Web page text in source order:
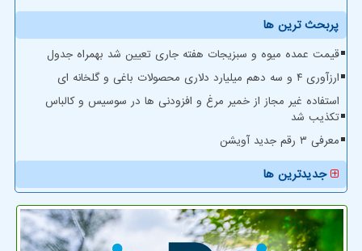
پربحث ترین ها
قیمت عمده میوه و سبزیجات هفته جاری تعیین شد بهمراه جدول
ارزآوری ۴ و سه دهم میلیارد دلاری محصولات باغی و گلخانه ای
استفاده غیر مجاز از خمیر مرغ و افزودنی ها در سوسیس و کالباس
تکذیب شد
معرفی ۳ رقم جدید آویشن
جدیدترین ها